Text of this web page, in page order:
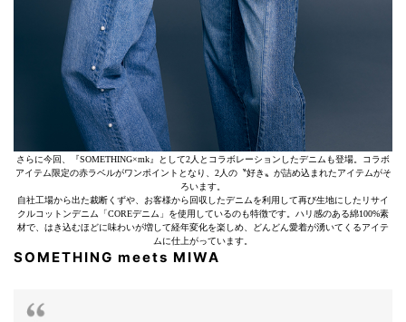
さらに今回、『SOMETHING×mk』として2人とコラボレーションしたデニムも登場。コラボ
アイテム限定の赤ラベルがワンポイントとなり、2人の〝好き〟が詰め込まれたアイテムがそ
ろいます。
自社工場から出た裁断くずや、お客様から回収したデニムを利用して再び生地にしたリサイ
クルコットンデニム「COREデニム」を使用しているのも特徴です。ハリ感のある綿100%素
材で、はき込むほどに味わいが増して経年変化を楽しめ、どんどん愛着が湧いてくるアイテ
ムに仕上がっています。
SOMETHING meets MIWA